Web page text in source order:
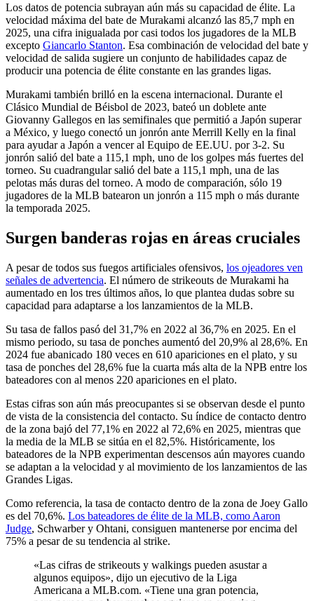
Los datos de potencia subrayan aún más su capacidad de élite. La
velocidad máxima del bate de Murakami alcanzó las 85,7 mph en
2025, una cifra inigualada por casi todos los jugadores de la MLB
excepto Giancarlo Stanton. Esa combinación de velocidad del bate y
velocidad de salida sugiere un conjunto de habilidades capaz de
producir una potencia de élite constante en las grandes ligas.
Murakami también brilló en la escena internacional. Durante el
Clásico Mundial de Béisbol de 2023, bateó un doblete ante
Giovanny Gallegos en las semifinales que permitió a Japón superar
a México, y luego conectó un jonrón ante Merrill Kelly en la final
para ayudar a Japón a vencer al Equipo de EE.UU. por 3-2. Su
jonrón salió del bate a 115,1 mph, uno de los golpes más fuertes del
torneo. Su cuadrangular salió del bate a 115,1 mph, una de las
pelotas más duras del torneo. A modo de comparación, sólo 19
jugadores de la MLB batearon un jonrón a 115 mph o más durante
la temporada 2025.
Surgen banderas rojas en áreas cruciales
A pesar de todos sus fuegos artificiales ofensivos, los ojeadores ven
señales de advertencia. El número de strikeouts de Murakami ha
aumentado en los tres últimos años, lo que plantea dudas sobre su
capacidad para adaptarse a los lanzamientos de la MLB.
Su tasa de fallos pasó del 31,7% en 2022 al 36,7% en 2025. En el
mismo periodo, su tasa de ponches aumentó del 20,9% al 28,6%. En
2024 fue abanicado 180 veces en 610 apariciones en el plato, y su
tasa de ponches del 28,6% fue la cuarta más alta de la NPB entre los
bateadores con al menos 220 apariciones en el plato.
Estas cifras son aún más preocupantes si se observan desde el punto
de vista de la consistencia del contacto. Su índice de contacto dentro
de la zona bajó del 77,1% en 2022 al 72,6% en 2025, mientras que
la media de la MLB se sitúa en el 82,5%. Históricamente, los
bateadores de la NPB experimentan descensos aún mayores cuando
se adaptan a la velocidad y al movimiento de los lanzamientos de las
Grandes Ligas.
Como referencia, la tasa de contacto dentro de la zona de Joey Gallo
es del 70,6%. Los bateadores de élite de la MLB, como Aaron
Judge, Schwarber y Ohtani, consiguen mantenerse por encima del
75% a pesar de su tendencia al strike.
«Las cifras de strikeouts y walkings pueden asustar a
algunos equipos», dijo un ejecutivo de la Liga
Americana a MLB.com. «Tiene una gran potencia,